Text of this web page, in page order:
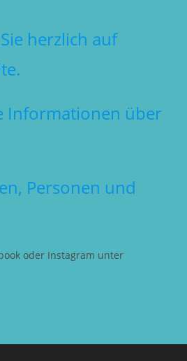
herzlich auf
Informationen über
Personen und
oder Instagram unter